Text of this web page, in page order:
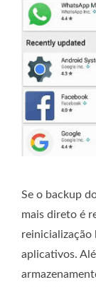
Se o backup
mais direto é
reinicialização
aplicativos.